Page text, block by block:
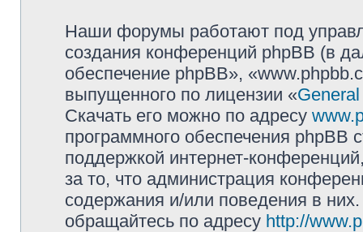
Наши форумы работают под
создания конференций phpBB (в
обеспечение phpBB»,
выпущенного по лицензии «
Скачать его можно по адресу
программного обеспечения phpBB
поддержкой интернет-
за то, что администрация
содержания и/или поведения в
обращайтесь по адресу http://